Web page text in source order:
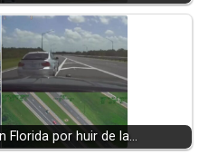
Florida por huir de la…